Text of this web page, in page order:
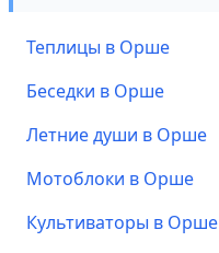
Теплицы в Орше
Беседки в Орше
Летние души в Орше
Мотоблоки в Орше
Культиваторы в Орше